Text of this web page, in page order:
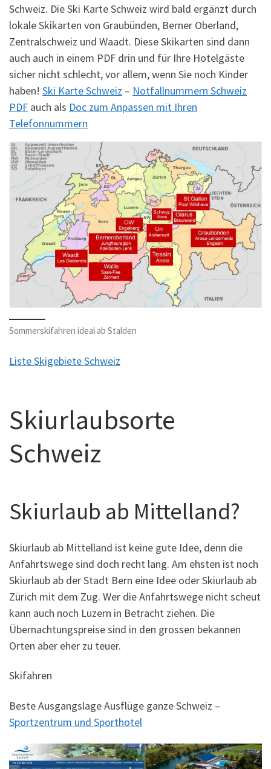
Schweiz. Die Ski Karte Schweiz wird bald ergänzt durch
lokale Skikarten von Graubünden, Berner Oberland,
Zentralschweiz und Waadt. Diese Skikarten sind dann
auch auch in einem PDF drin und für Ihre Hotelgäste
sicher nicht schlecht, vor allem, wenn Sie noch Kinder
haben! Ski Karte Schweiz – Notfallnummern Schweiz
PDF auch als Doc zum Anpassen mit Ihren
Telefonnummern
Sommerskifahren ideal ab Stalden
Liste Skigebiete Schweiz
Skiurlaubsorte
Schweiz
Skiurlaub ab Mittelland?
Skiurlaub ab Mittelland ist keine gute Idee, denn die
Anfahrtswege sind doch recht lang. Am ehsten ist noch
Skiurlaub ab der Stadt Bern eine Idee oder Skiurlaub ab
Zürich mit dem Zug. Wer die Anfahrtswege nicht scheut
kann auch noch Luzern in Betracht ziehen. Die
Übernachtungspreise sind in den grossen bekannen
Orten aber eher zu teuer.
Skifahren
Beste Ausgangslage Ausflüge ganze Schweiz –
Sportzentrum und Sporthotel